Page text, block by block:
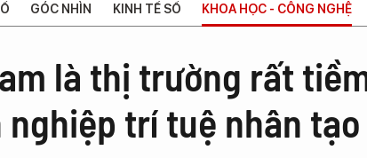
GÓC NHÌN KINH TẾ SỐ KHOA HỌC - CÔNG NGHỆ
là thị trường rất
nghiệp trí tuệ nhân tạo